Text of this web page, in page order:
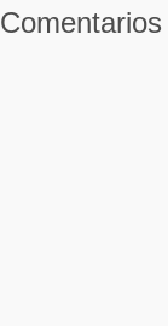
Comentarios